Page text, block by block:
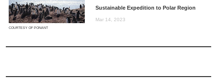
COURTESY OF PONANT
Sustainable Expedition to Polar Region
Mar 14, 2023